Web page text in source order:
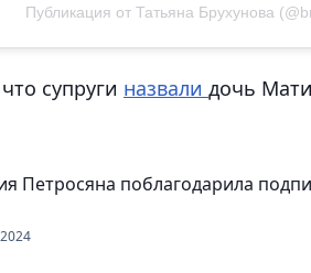
Публикация от Татьяна Брухунова
супруги назвали дочь
Петросяна поблагодарила